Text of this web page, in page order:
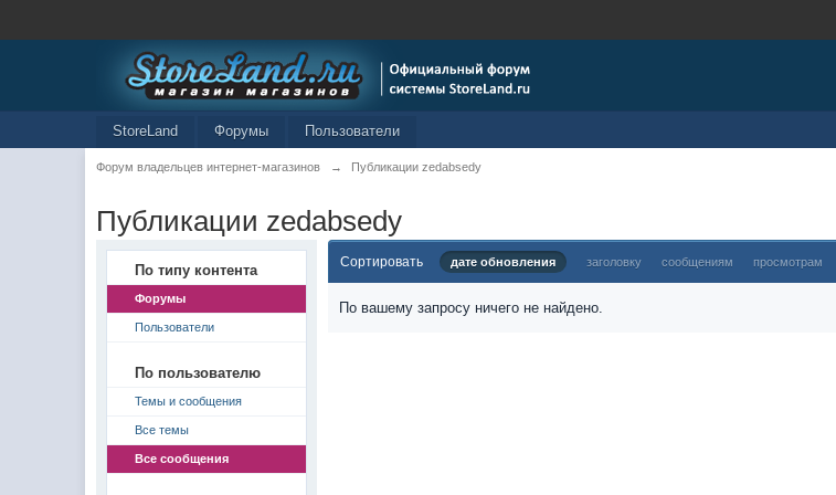
StoreLand Форумы Пользователи
Форум владельцев интернет-магазинов → Публикации zedabsedy
Публикации zedabsedy
По типу контента
Форумы
Пользователи
По пользователю
Темы и сообщения
Все темы
Все сообщения
Сортировать дате обновления заголовку сообщениям просмотрам
По вашему запросу ничего не найдено.